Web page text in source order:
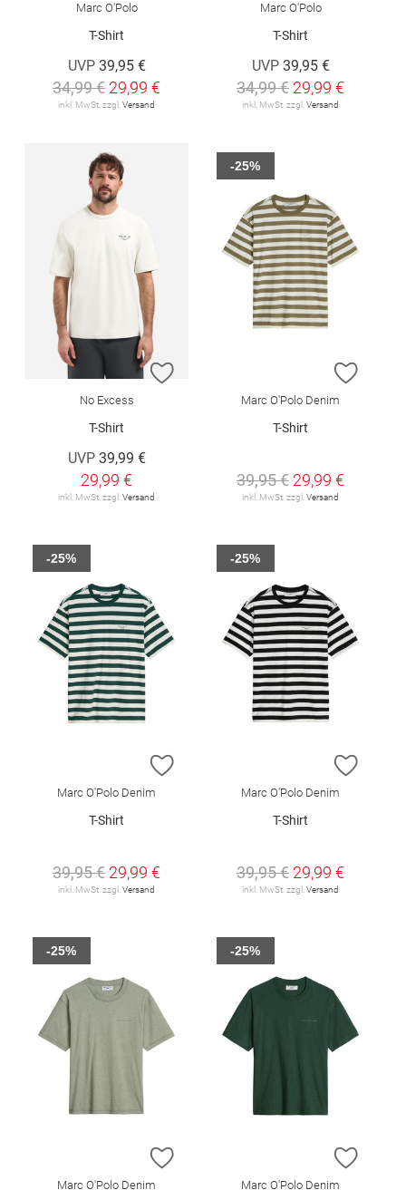
Marc O'Polo
T-Shirt
UVP 39,95 €
34,99 € 29,99 €
inkl. MwSt. zzgl.Versand
Marc O'Polo
T-Shirt
UVP 39,95 €
34,99 € 29,99 €
inkl. MwSt. zzgl.Versand
ZUR WUNSCHLISTE HINZUFÜGEN
No Excess
T-Shirt
UVP 39,99 €
29,99 €
inkl. MwSt. zzgl.Versand
ZUR
Marc O'Polo Denim
T-Shirt
39,95 € 29,99 €
inkl. MwSt. zzgl.Versand
-25%
ZUR WUNSCHLISTE HINZUFÜGEN
Marc O'Polo Denim
T-Shirt
39,95 € 29,99 €
inkl. MwSt. zzgl. Versand
-25%
ZUR
Marc O'Polo Denim
T-Shirt
39,95 € 29,99 €
inkl. MwSt. zzgl. Versand
-25%
ZUR WUNSCHLISTE HINZUFÜGEN
Marc O'Polo Denim
-25%
ZUR
Marc O'Polo Denim
-25%